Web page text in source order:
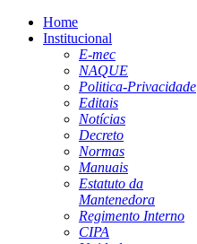
Home
Institucional
E-mec
NAQUE
Politica-Privacidade
Editais
Notícias
Decreto
Normas
Manuais
Estatuto da
Mantenedora
Regimento Interno
CIPA